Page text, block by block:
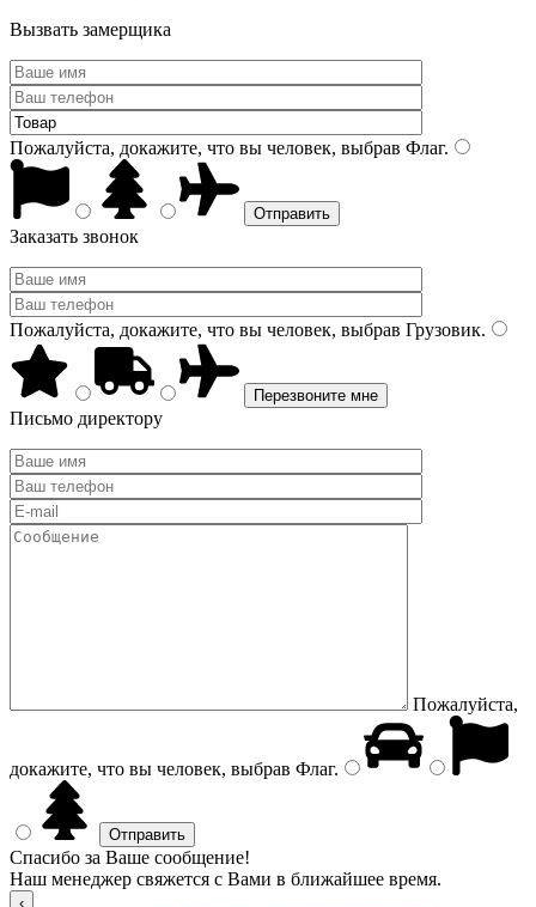
Вызвать замерщика
Пожалуйста, докажите, что вы человек, выбрав Флаг.
Заказать звонок
Пожалуйста, докажите, что вы человек, выбрав Грузовик.
Письмо директору
Пожалуйста,
докажите, что вы человек, выбрав Флаг.
Спасибо за Ваше сообщение!
Наш менеджер свяжется с Вами в ближайшее время.